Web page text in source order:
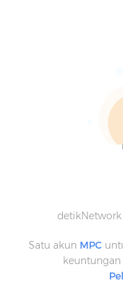
detikNetwork
Satu akun MPC
keuntungan